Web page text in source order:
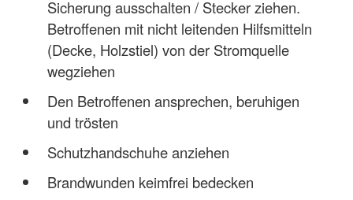
Sicherung ausschalten / Stecker ziehen.
Betroffenen mit nicht leitenden Hilfsmitteln
(Decke, Holzstiel) von der Stromquelle
wegziehen
Den Betroffenen ansprechen, beruhigen
und trösten
Schutzhandschuhe anziehen
Brandwunden keimfrei bedecken